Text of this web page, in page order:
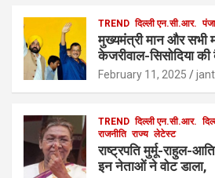
b
o
o
k
d
o
n
e
TREND दिल्ली एन.सी.आर.
मुख्यमंत्री मान और सभी
केजरीवाल-सिसोदिया
February 11, 2025
TREND दिल्ली एन.सी.आर.
राजनीति राज्य लेटेस्ट
राष्ट्रपति मुर्मू-राहुल-
इन नेताओं ने वोट डाला,